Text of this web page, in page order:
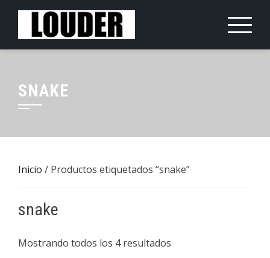
Saltar
contenido
SNAKE
Inicio / Productos etiquetados “snake”
snake
Mostrando todos los 4 resultados